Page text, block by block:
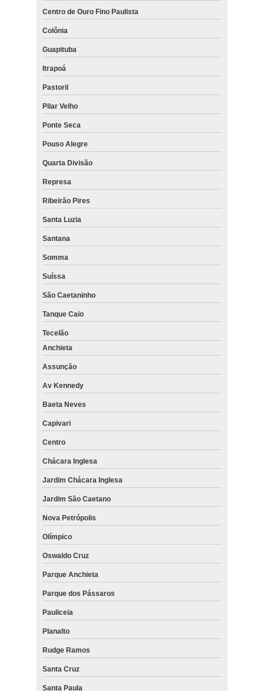
Centro de Ouro Fino Paulista
Colônia
Guapituba
Itrapoá
Pastoril
Pilar Velho
Ponte Seca
Pouso Alegre
Quarta Divisão
Represa
Ribeirão Pires
Santa Luzia
Santana
Somma
Suíssa
São Caetaninho
Tanque Caio
Tecelão
Anchieta
Assunção
Av Kennedy
Baeta Neves
Capivari
Centro
Chácara Inglesa
Jardim Chácara Inglesa
Jardim São Caetano
Nova Petrópolis
Olímpico
Oswaldo Cruz
Parque Anchieta
Parque dos Pássaros
Pauliceia
Planalto
Rudge Ramos
Santa Cruz
Santa Paula